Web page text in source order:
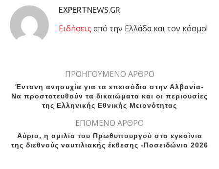
EXPERTNEWS.GR
Eιδήσεις από την Ελλάδα και τον κόσμο!
ΠΡΟΗΓΟΥΜΕΝΟ ΑΡΘΡΟ
Έντονη ανησυχία για τα επεισόδια στην Αλβανία-
Να προστατευθούν τα δικαιώματα και οι περιουσίες
της Ελληνικής Εθνικής Μειονότητας
ΕΠΟΜΕΝΟ ΑΡΘΡΟ
Αύριο, η ομιλία του Πρωθυπουργού στα εγκαίνια
της διεθνούς ναυτιλιακής έκθεσης -Ποσειδώνια 2026